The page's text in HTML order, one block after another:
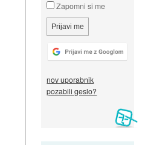
Zapomni si me
nov uporabnik
pozabili geslo?